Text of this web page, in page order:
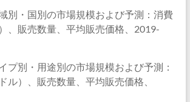
別・国別の市場規模および予測：消費
、販売数量、平均販売価格、2019-
プ別・用途別の市場規模および予測：
ル）、販売数量、平均販売価格、